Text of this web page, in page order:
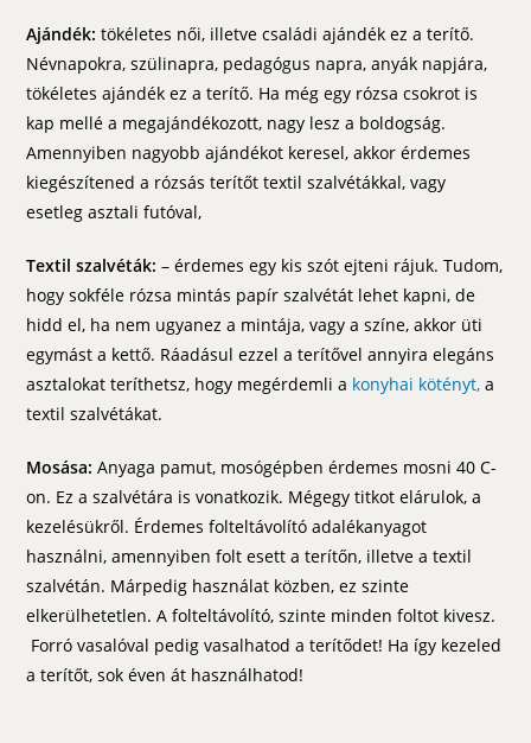
Ajándék: tökéletes női, illetve családi ajándék ez a terítő.
Névnapokra, szülinapra, pedagógus napra, anyák napjára,
tökéletes ajándék ez a terítő. Ha még egy rózsa csokrot is
kap mellé a megajándékozott, nagy lesz a boldogság.
Amennyiben nagyobb ajándékot keresel, akkor érdemes
kiegészítened a rózsás terítőt textil szalvétákkal, vagy
esetleg asztali futóval,
Textil szalvéták: – érdemes egy kis szót ejteni rájuk. Tudom,
hogy sokféle rózsa mintás papír szalvétát lehet kapni, de
hidd el, ha nem ugyanez a mintája, vagy a színe, akkor üti
egymást a kettő. Ráadásul ezzel a terítővel annyira elegáns
asztalokat teríthetsz, hogy megérdemli a konyhai kötényt, a
textil szalvétákat.
Mosása: Anyaga pamut, mosógépben érdemes mosni 40 C-
on. Ez a szalvétára is vonatkozik. Mégegy titkot elárulok, a
kezelésükről. Érdemes folteltávolító adalékanyagot
használni, amennyiben folt esett a terítőn, illetve a textil
szalvétán. Márpedig használat közben, ez szinte
elkerülhetetlen. A folteltávolító, szinte minden foltot kivesz.
Forró vasalóval pedig vasalhatod a terítődet! Ha így kezeled
a terítőt, sok éven át használhatod!